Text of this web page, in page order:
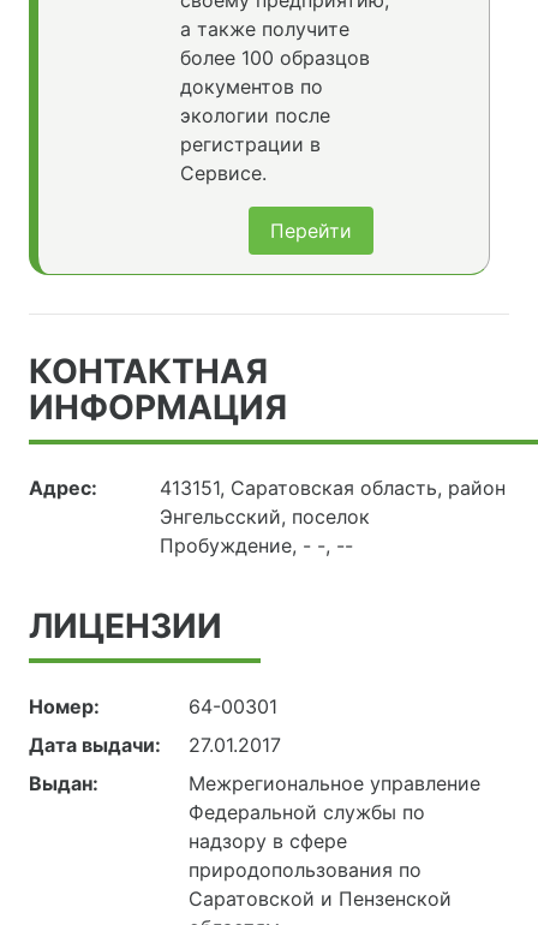
а также получите
более 100 образцов
документов по
экологии после
регистрации в
Сервисе.
Перейти
КОНТАКТНАЯ
ИНФОРМАЦИЯ
Адрес:
413151, Саратовская область, район
Энгельсский, поселок
Пробуждение, - -, --
ЛИЦЕНЗИИ
Номер:
64-00301
Дата выдачи:
27.01.2017
Выдан:
Межрегиональное управление
Федеральной службы по
надзору в сфере
природопользования по
Саратовской и Пензенской